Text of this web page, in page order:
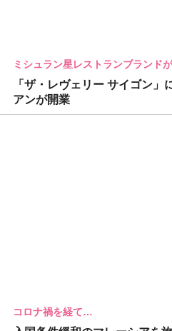
ミシュラン星レストランブランド
「ザ・レヴェリー サイゴン」
アンが開業
コロナ禍を経て…